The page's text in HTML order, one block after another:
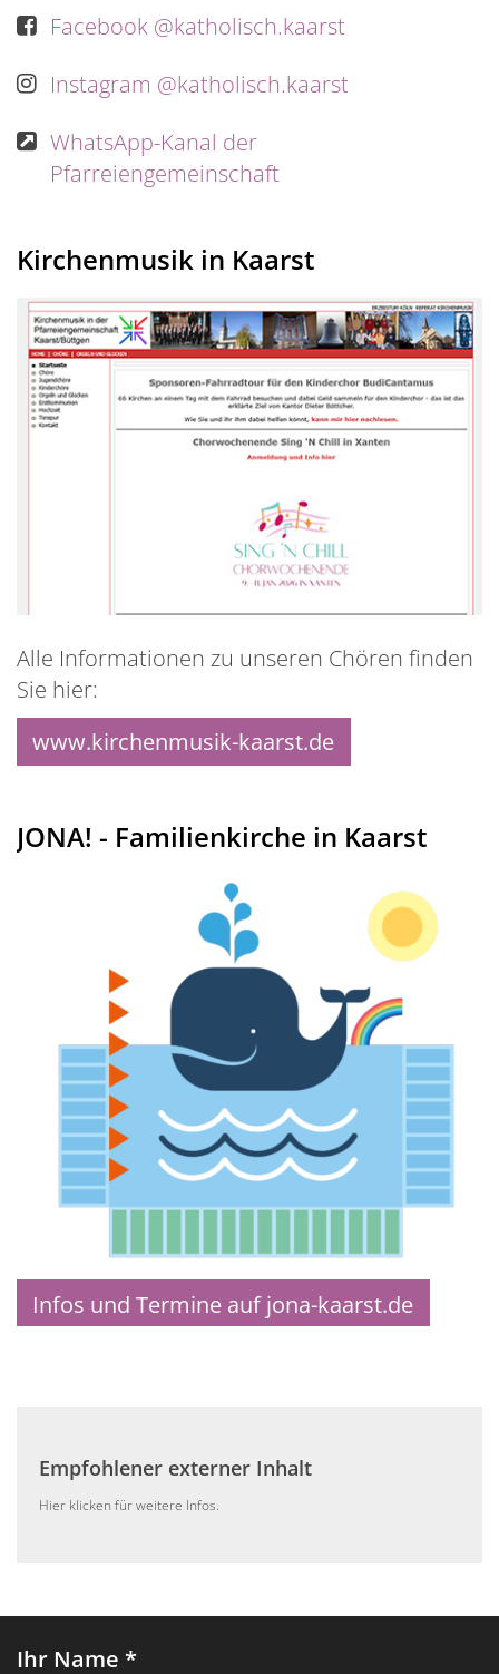
Facebook @katholisch.kaarst
Instagram @katholisch.kaarst
WhatsApp-Kanal der
Pfarreiengemeinschaft
Kirchenmusik in Kaarst
Alle Informationen zu unseren Chören finden
Sie hier:
www.kirchenmusik-kaarst.de
JONA! - Familienkirche in Kaarst
Infos und Termine auf jona-kaarst.de
Empfohlener externer Inhalt
Hier klicken für weitere Infos.
Ihr Name *